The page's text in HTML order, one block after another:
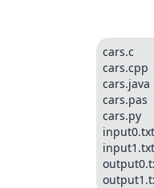
cars.c
cars.cpp
cars.java
cars.pas
cars.py
input0.txt
input1.txt